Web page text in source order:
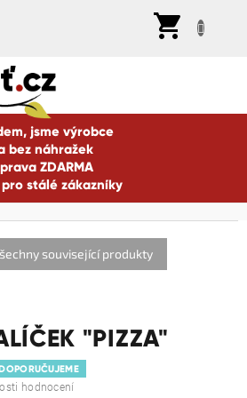
jsme výrobce
bez náhražek
ZDARMA
stálé zákazníky
"PIZZA"
hodnocení
související produkty